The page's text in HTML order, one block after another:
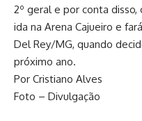
2º geral e por conta
ida na Arena Cajueiro e
Del Rey/MG, quando
próximo ano.
Por Cristiano Alves
Foto – Divulgação